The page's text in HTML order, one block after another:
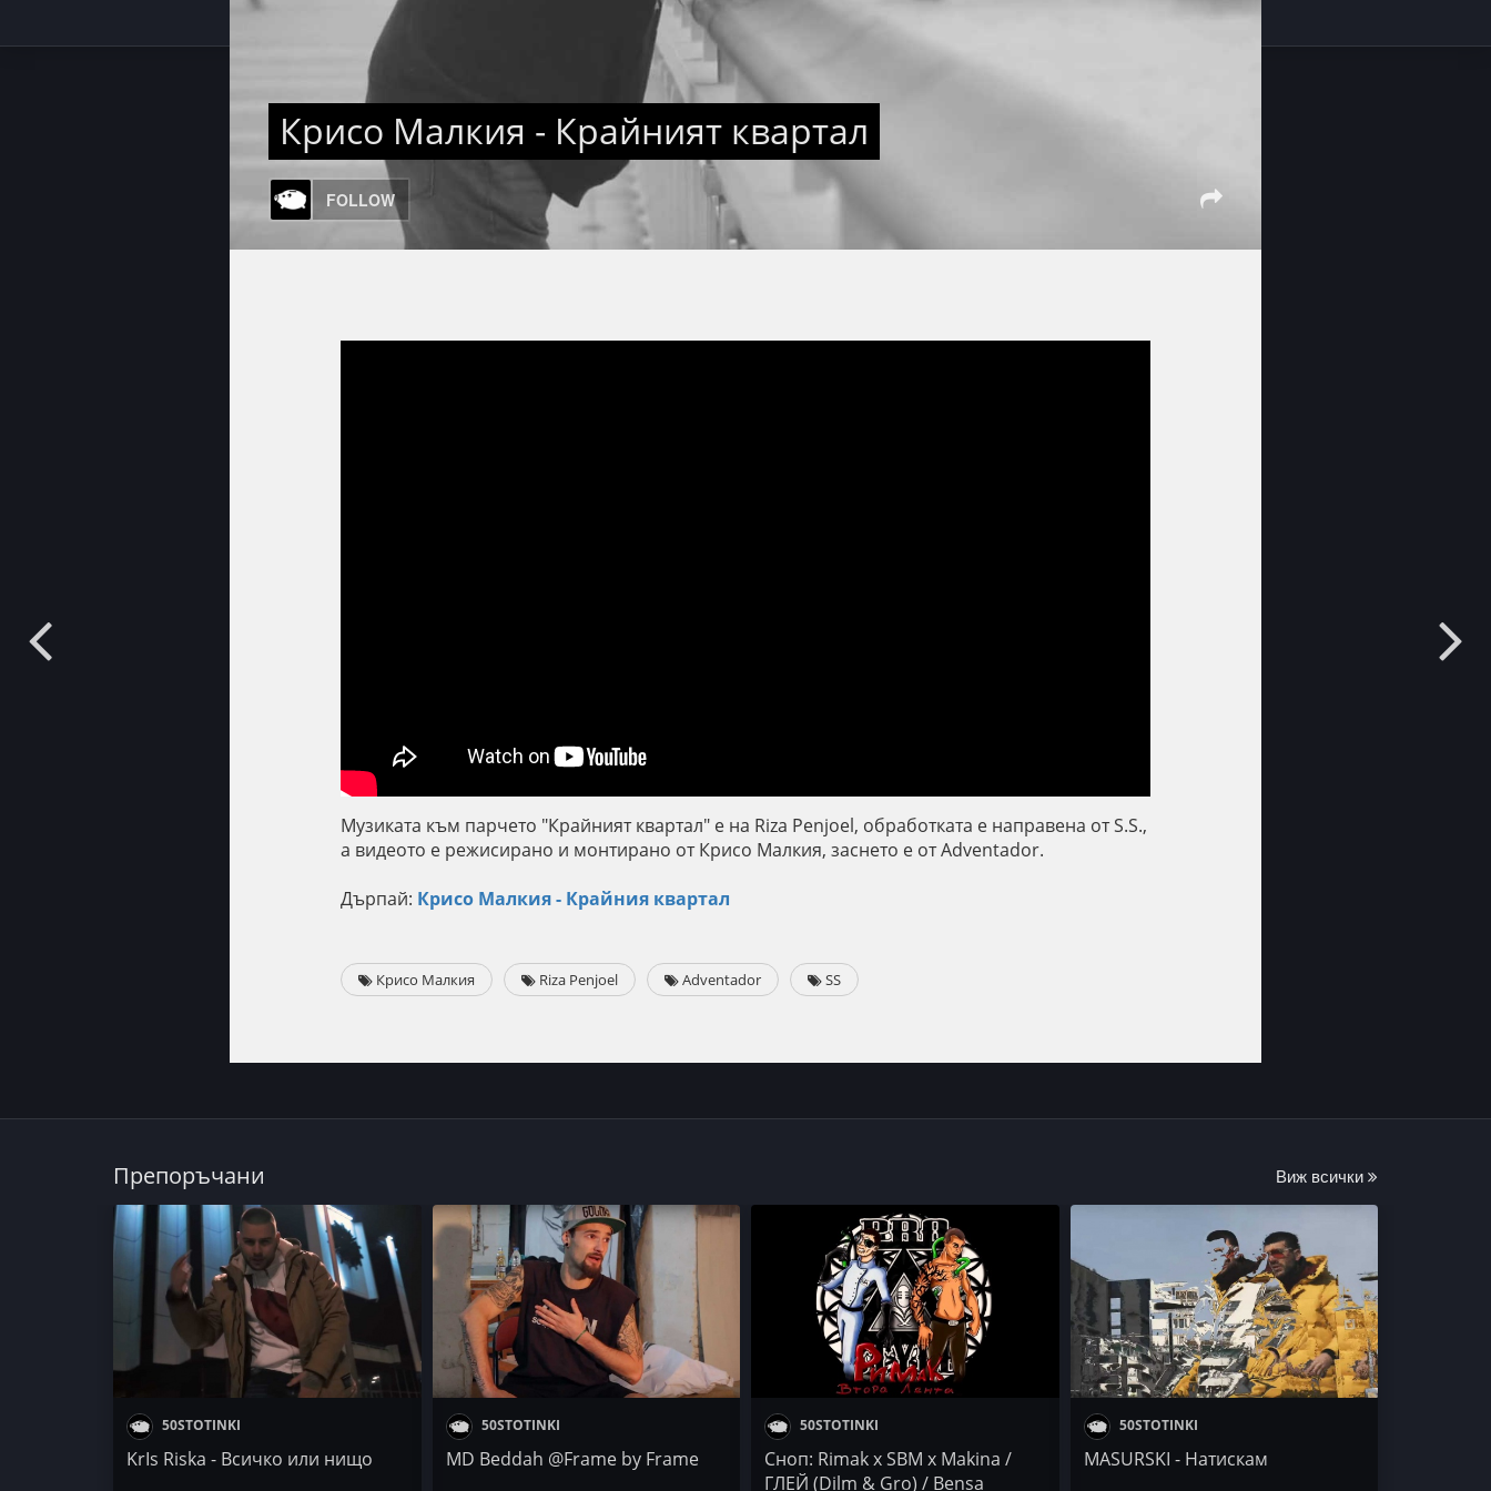
Крисо Малкия - Крайният квартал
FOLLOW
Музиката към парчето "Крайният квартал" е на Riza Penjoel, обработката е направена от S.S.,
а видеото е режисирано и монтирано от Крисо Малкия, заснето е от Adventador.
Дърпай: Крисо Малкия - Крайния квартал
Крисо Малкия Riza Penjoel Adventador SS
Препоръчани Виж всички
50STOTINKI
KrIs Riska - Всичко или нищо
50STOTINKI
MD Beddah @Frame by Frame
50STOTINKI
Сноп: Rimak x SBM x Makina /
ГЛЕЙ (Dilm & Gro) / Bensa
50STOTINKI
MASURSKI - Натискам